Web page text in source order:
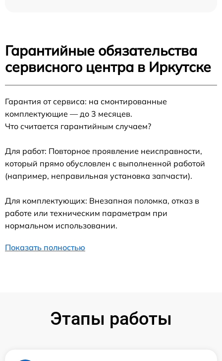
Гарантийные обязательства
сервисного центра в Иркутске
Гарантия от сервиса: на смонтированные
комплектующие — до 3 месяцев.
Что считается гарантийным случаем?
Для работ: Повторное проявление неисправности,
который прямо обусловлен с выполненной работой
(например, неправильная установка запчасти).
Для комплектующих: Внезапная поломка, отказ в
работе или техническим параметрам при
нормальном использовании.
Показать полностью
Этапы работы